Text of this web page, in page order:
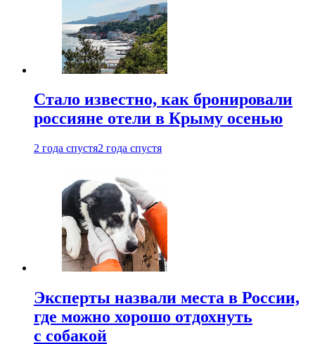
Стало известно, как бронировали
россияне отели в Крыму осенью
2 года спустя2 года спустя
Эксперты назвали места в России,
где можно хорошо отдохнуть
с собакой